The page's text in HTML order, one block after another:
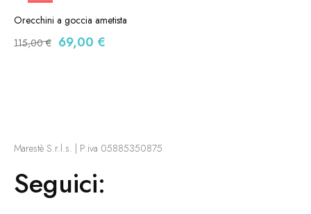
-40%
Orecchini a goccia ametista
115,00€ 69,00 €
Marestè S.r.l.s. | P.iva 05885350875
Seguici: